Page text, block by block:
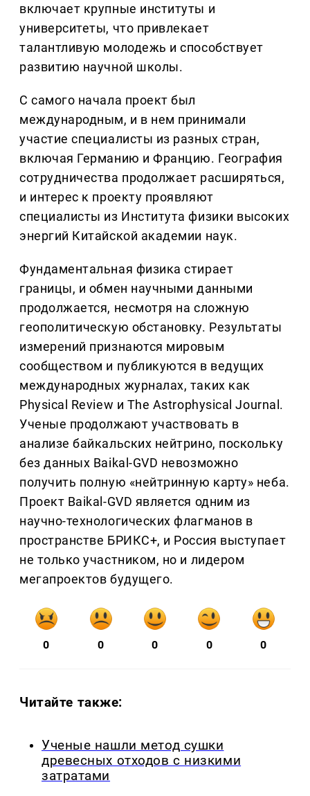
включает крупные институты и
университеты, что привлекает
талантливую молодежь и способствует
развитию научной школы.
С самого начала проект был
международным, и в нем принимали
участие специалисты из разных стран,
включая Германию и Францию. География
сотрудничества продолжает расширяться,
и интерес к проекту проявляют
специалисты из Института физики высоких
энергий Китайской академии наук.
Фундаментальная физика стирает
границы, и обмен научными данными
продолжается, несмотря на сложную
геополитическую обстановку. Результаты
измерений признаются мировым
сообществом и публикуются в ведущих
международных журналах, таких как
Physical Review и The Astrophysical Journal.
Ученые продолжают участвовать в
анализе байкальских нейтрино, поскольку
без данных Baikal-GVD невозможно
получить полную «нейтринную карту» неба.
Проект Baikal-GVD является одним из
научно-технологических флагманов в
пространстве БРИКС+, и Россия выступает
не только участником, но и лидером
мегапроектов будущего.
0 0 0 0 0
Читайте также:
Ученые нашли метод сушки
древесных отходов с низкими
затратами